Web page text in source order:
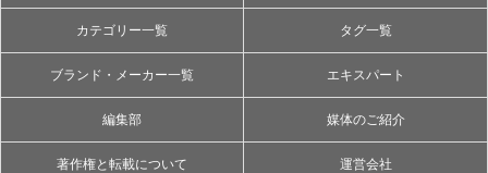
カテゴリー一覧 タグ一覧
ブランド・メーカー一覧 エキスパート
編集部 媒体のご紹介
著作権と転載について 運営会社